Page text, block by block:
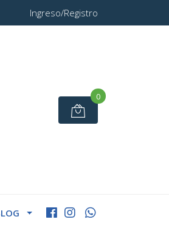
Ingreso/Registro
0